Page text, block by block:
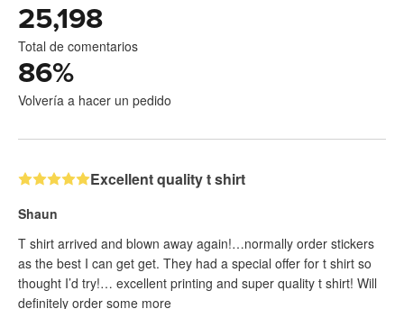
25,198
Total de comentarios
86%
Volvería a hacer un pedido
Excellent quality t shirt
Shaun
T shirt arrived and blown away again!…normally order stickers
as the best I can get get. They had a special offer for t shirt so
thought I’d try!… excellent printing and super quality t shirt! Will
definitely order some more